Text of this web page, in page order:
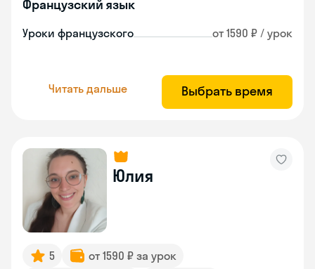
Французский язык
Уроки французского от 1590 ₽ / урок
Читать дальше Выбрать время
Юлия
5
от 1590 ₽ за урок